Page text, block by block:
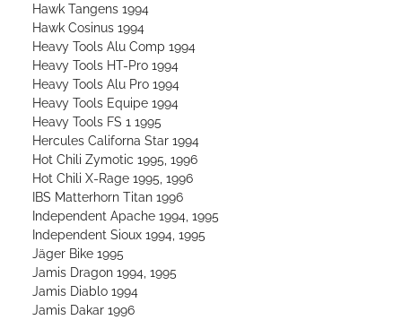
Hawk Tangens 1994
Hawk Cosinus 1994
Heavy Tools Alu Comp 1994
Heavy Tools HT-Pro 1994
Heavy Tools Alu Pro 1994
Heavy Tools Equipe 1994
Heavy Tools FS 1 1995
Hercules Californa Star 1994
Hot Chili Zymotic 1995, 1996
Hot Chili X-Rage 1995, 1996
IBS Matterhorn Titan 1996
Independent Apache 1994, 1995
Independent Sioux 1994, 1995
Jäger Bike 1995
Jamis Dragon 1994, 1995
Jamis Diablo 1994
Jamis Dakar 1996